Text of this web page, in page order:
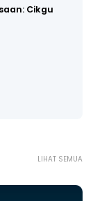
Cikgu
LIHAT SEMUA